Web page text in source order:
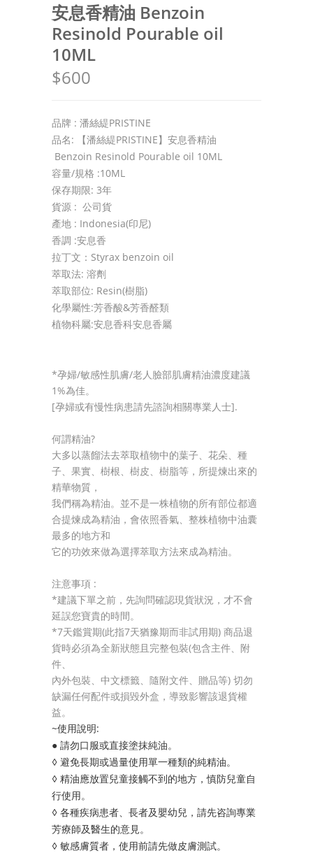
安息香精油 Benzoin
Resinold Pourable oil
10ML
$600
品牌 : 潘絲緹PRISTINE
品名: 【潘絲緹PRISTINE】安息香精油
Benzoin Resinold Pourable oil 10ML
容量/規格 :10ML
保存期限: 3年
貨源 : 公司貨
產地 : Indonesia(印尼)
香調 :安息香
拉丁文：Styrax benzoin oil
萃取法: 溶劑
萃取部位: Resin(樹脂)
化學屬性:芳香酸&芳香醛類
植物科屬:安息香科安息香屬
*孕婦/敏感性肌膚/老人臉部肌膚精油濃度建議
1%為佳。
[孕婦或有慢性病患請先諮詢相關專業人士].
何謂精油?
大多以蒸餾法去萃取植物中的葉子、花朵、種
子、果實、樹根、樹皮、樹脂等，所提煉出來的
精華物質，
我們稱為精油。並不是一株植物的所有部位都適
合提煉成為精油，會依照香氣、整株植物中油囊
最多的地方和
它的功效來做為選擇萃取方法來成為精油。
注意事項 :
*建議下單之前，先詢問確認現貨狀況，才不會
延誤您寶貴的時間。
*7天鑑賞期(此指7天猶豫期而非試用期) 商品退
貨時必須為全新狀態且完整包裝(包含主件、附
件、
內外包裝、中文標籤、隨附文件、贈品等) 切勿
缺漏任何配件或損毀外盒，導致影響該退貨權
益。
~使用說明:
● 請勿口服或直接塗抹純油。
◊ 避免長期或過量使用單一種類的純精油。
◊ 精油應放置兒童接觸不到的地方，慎防兒童自
行使用。
◊ 各種疾病患者、長者及嬰幼兒，請先咨詢專業
芳療師及醫生的意見。
◊ 敏感膚質者，使用前請先做皮膚測試。